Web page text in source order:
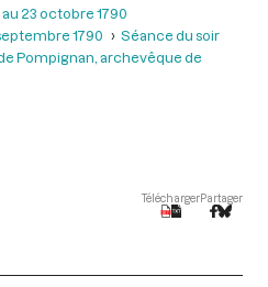
23 octobre 1790
1790
Séance du soir
Pompignan, archevêque de
TéléchargerPartager